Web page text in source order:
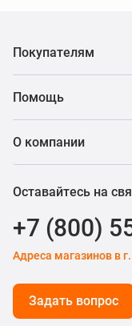
Покупателям
Помощь
О компании
Оставайтесь на
+7 (800)
Адреса магазинов в
Задать вопрос